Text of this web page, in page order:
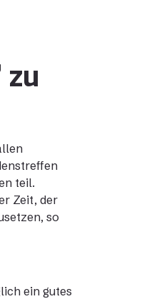
zu
teil.
Zeit, der
so
ein gutes